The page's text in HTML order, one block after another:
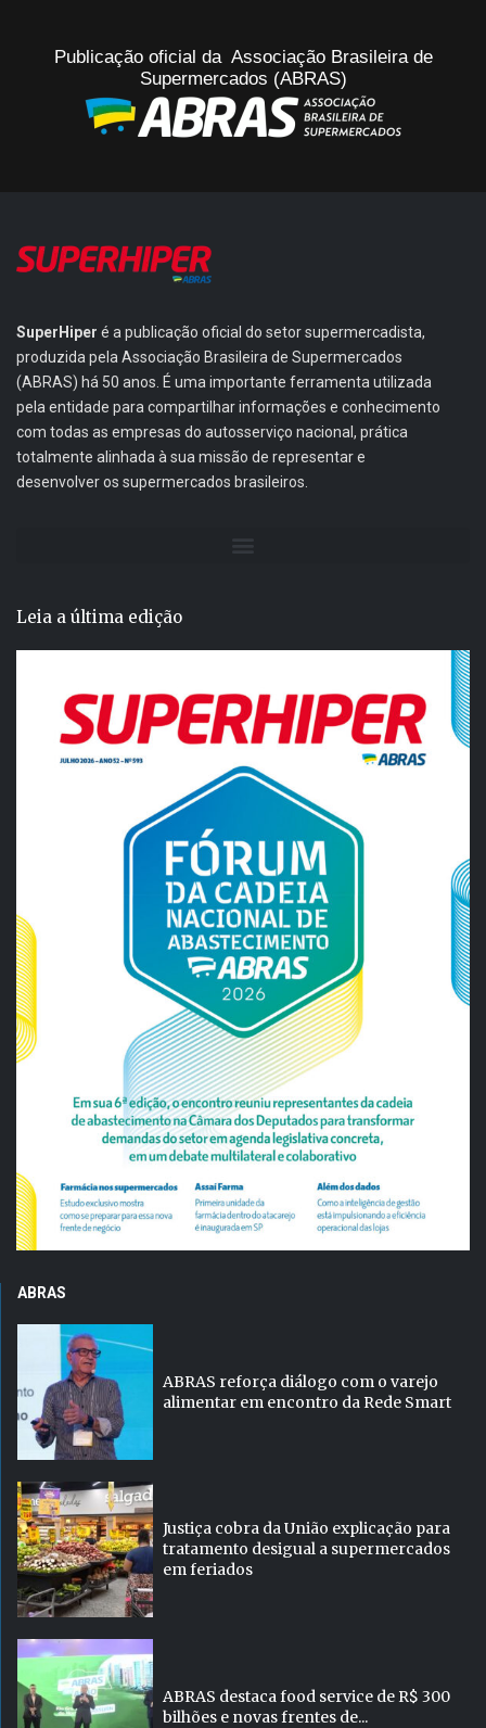
Publicação oficial da Associação Brasileira de
Supermercados (ABRAS)
SuperHiper é a publicação oficial do setor supermercadista,
produzida pela Associação Brasileira de Supermercados
(ABRAS) há 50 anos. É uma importante ferramenta utilizada
pela entidade para compartilhar informações e conhecimento
com todas as empresas do autosserviço nacional, prática
totalmente alinhada à sua missão de representar e
desenvolver os supermercados brasileiros.
Leia a última edição
ABRAS
ABRAS reforça diálogo com o varejo
alimentar em encontro da Rede Smart
Justiça cobra da União explicação para
tratamento desigual a supermercados
em feriados
ABRAS destaca food service de R$ 300
bilhões e novas frentes de...